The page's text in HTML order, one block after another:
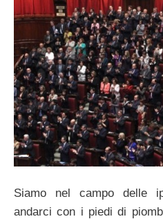
Siamo nel campo delle
andarci con i piedi di